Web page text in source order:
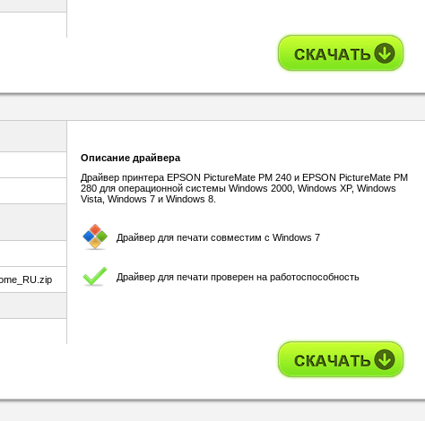
Описание драйвера
Драйвер принтера EPSON PictureMate PM 240 и EPSON PictureMate PM
280 для операционной системы Windows 2000, Windows XP, Windows
Vista, Windows 7 и Windows 8.
Драйвер для печати совместим с Windows 7
Драйвер для печати проверен на работоспособность